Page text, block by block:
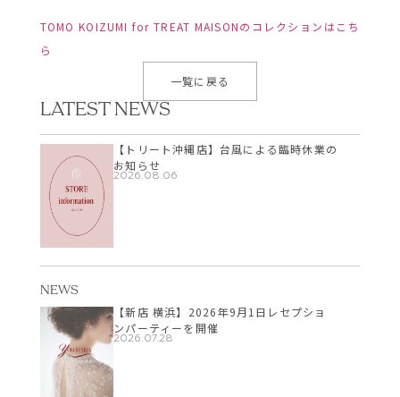
TOMO KOIZUMI for TREAT MAISONのコレクションはこち
ら
一覧に戻る
LATEST NEWS
【トリート沖縄店】台風による臨時休業の
お知らせ
2026.08.06
NEWS
【新店 横浜】2026年9月1日レセプショ
ンパーティーを開催
2026.07.28